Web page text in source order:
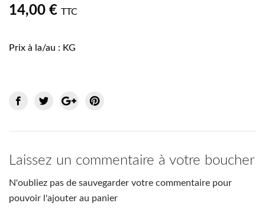
14,00 € TTC
Prix à la/au : KG
Laissez un commentaire à votre boucher
N'oubliez pas de sauvegarder votre commentaire pour
pouvoir l'ajouter au panier